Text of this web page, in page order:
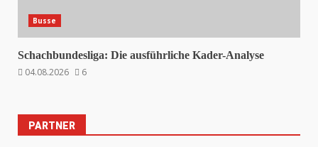
Busse
Schachbundesliga: Die ausführliche Kader-Analyse
04.08.2026
6
PARTNER